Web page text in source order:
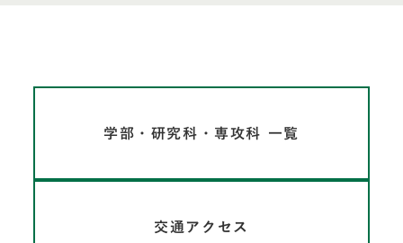
学部・研究科・専攻科 一覧
交通アクセス